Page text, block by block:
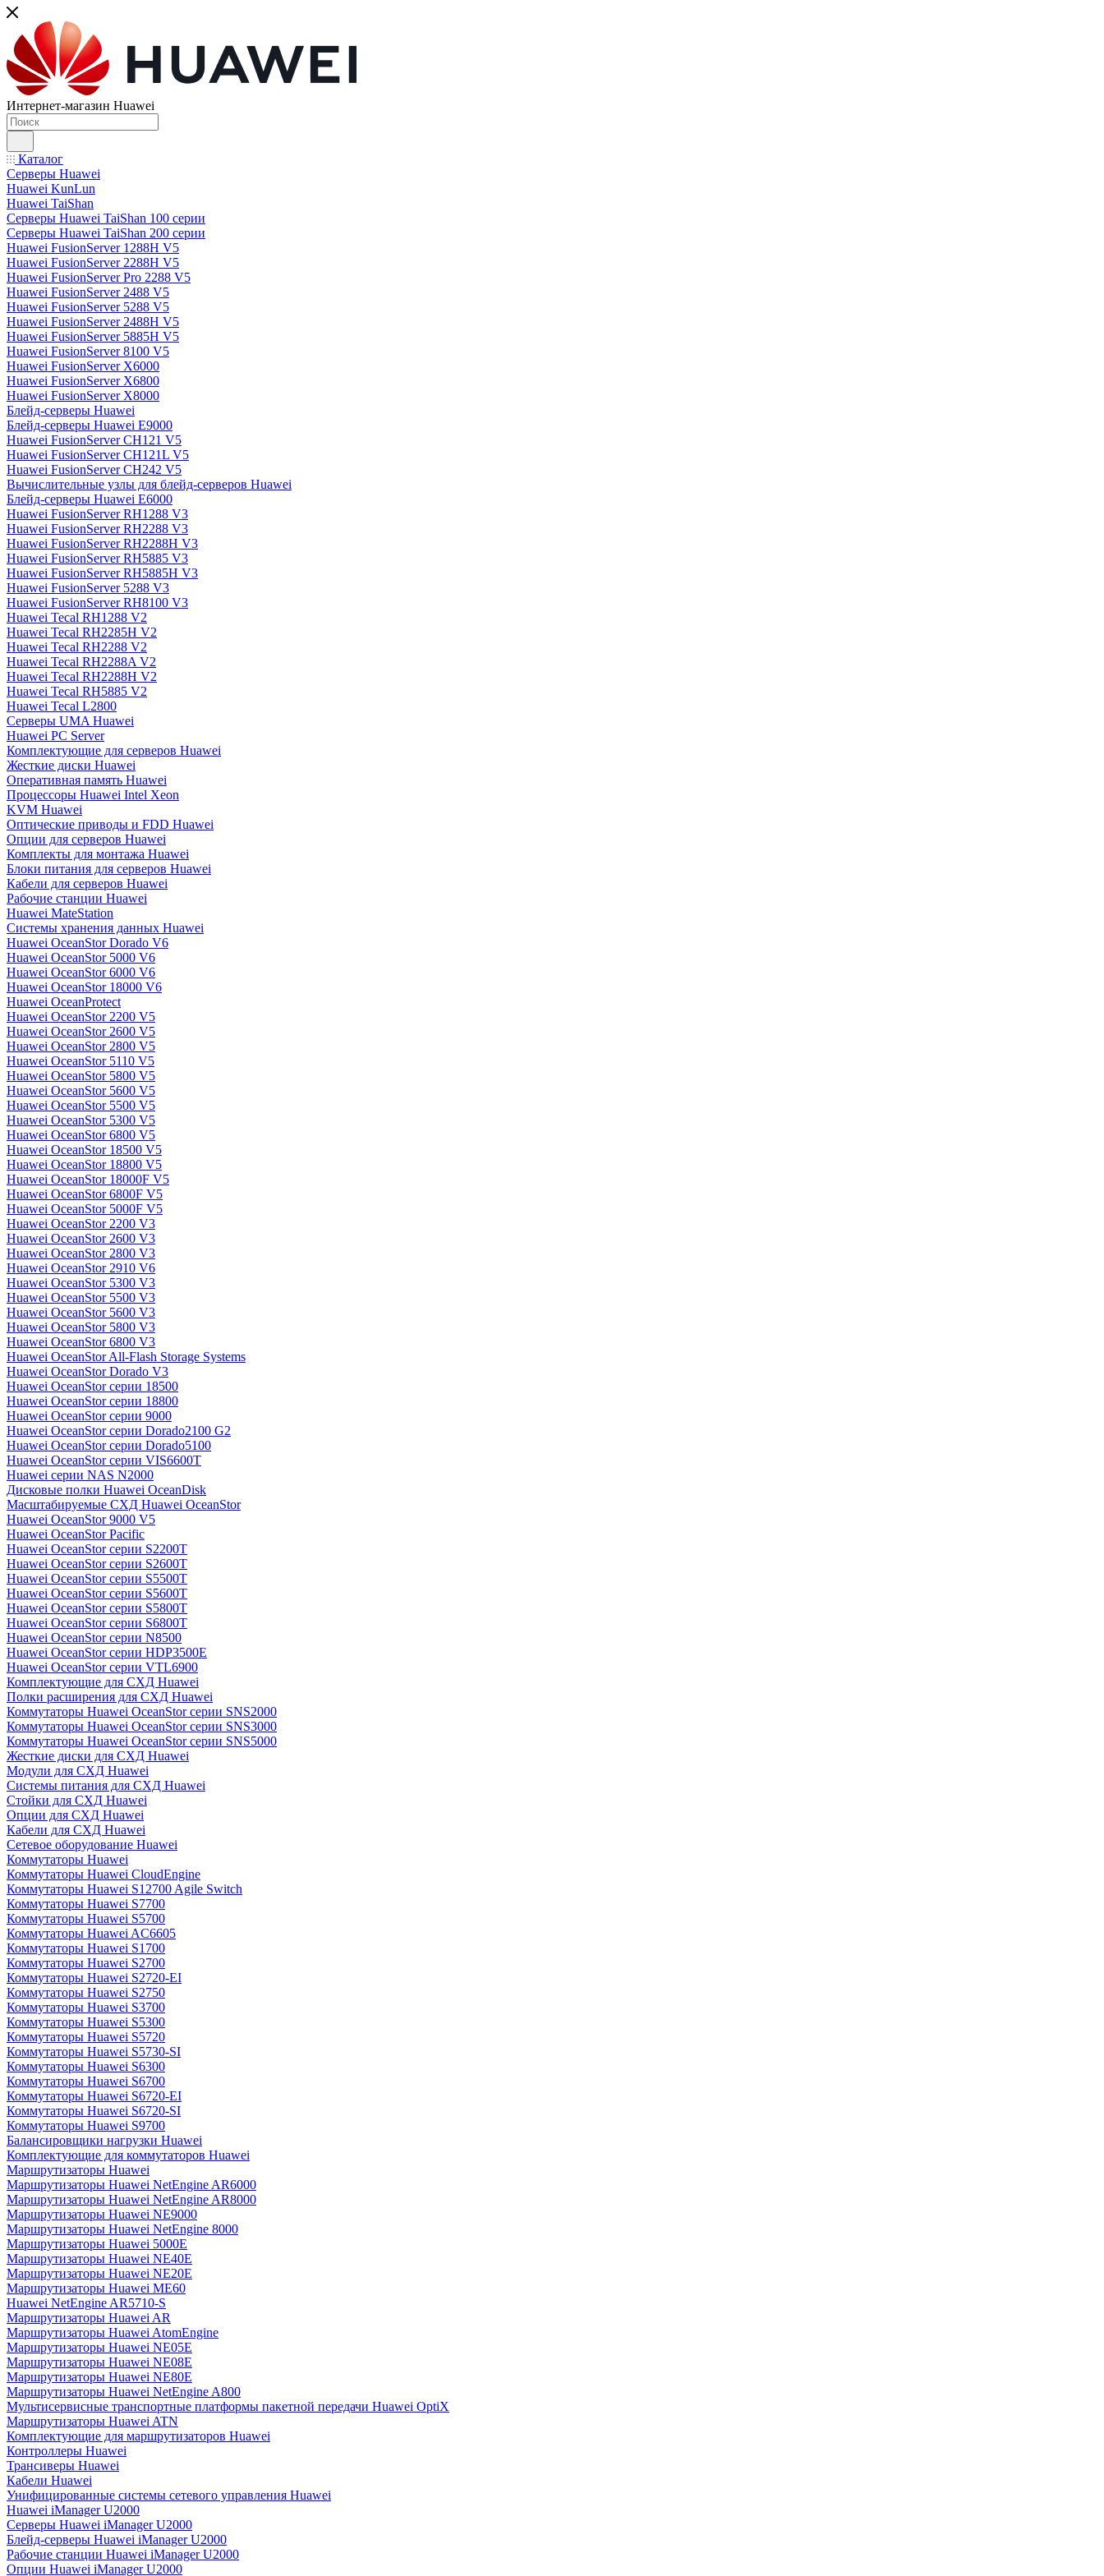
Интернет-магазин Huawei
Каталог
Серверы Huawei
Huawei KunLun
Huawei TaiShan
Серверы Huawei TaiShan 100 серии
Серверы Huawei TaiShan 200 серии
Huawei FusionServer 1288H V5
Huawei FusionServer 2288H V5
Huawei FusionServer Pro 2288 V5
Huawei FusionServer 2488 V5
Huawei FusionServer 5288 V5
Huawei FusionServer 2488H V5
Huawei FusionServer 5885H V5
Huawei FusionServer 8100 V5
Huawei FusionServer X6000
Huawei FusionServer X6800
Huawei FusionServer X8000
Блейд-серверы Huawei
Блейд-серверы Huawei E9000
Huawei FusionServer CH121 V5
Huawei FusionServer CH121L V5
Huawei FusionServer CH242 V5
Вычислительные узлы для блейд-серверов Huawei
Блейд-серверы Huawei E6000
Huawei FusionServer RH1288 V3
Huawei FusionServer RH2288 V3
Huawei FusionServer RH2288H V3
Huawei FusionServer RH5885 V3
Huawei FusionServer RH5885H V3
Huawei FusionServer 5288 V3
Huawei FusionServer RH8100 V3
Huawei Tecal RH1288 V2
Huawei Tecal RH2285H V2
Huawei Tecal RH2288 V2
Huawei Tecal RH2288A V2
Huawei Tecal RH2288H V2
Huawei Tecal RH5885 V2
Huawei Tecal L2800
Серверы UMA Huawei
Huawei PC Server
Комплектующие для серверов Huawei
Жесткие диски Huawei
Оперативная память Huawei
Процессоры Huawei Intel Xeon
KVM Huawei
Оптические приводы и FDD Huawei
Опции для серверов Huawei
Комплекты для монтажа Huawei
Блоки питания для серверов Huawei
Кабели для серверов Huawei
Рабочие станции Huawei
Huawei MateStation
Системы хранения данных Huawei
Huawei OceanStor Dorado V6
Huawei OceanStor 5000 V6
Huawei OceanStor 6000 V6
Huawei OceanStor 18000 V6
Huawei OceanProtect
Huawei OceanStor 2200 V5
Huawei OceanStor 2600 V5
Huawei OceanStor 2800 V5
Huawei OceanStor 5110 V5
Huawei OceanStor 5800 V5
Huawei OceanStor 5600 V5
Huawei OceanStor 5500 V5
Huawei OceanStor 5300 V5
Huawei OceanStor 6800 V5
Huawei OceanStor 18500 V5
Huawei OceanStor 18800 V5
Huawei OceanStor 18000F V5
Huawei OceanStor 6800F V5
Huawei OceanStor 5000F V5
Huawei OceanStor 2200 V3
Huawei OceanStor 2600 V3
Huawei OceanStor 2800 V3
Huawei OceanStor 2910 V6
Huawei OceanStor 5300 V3
Huawei OceanStor 5500 V3
Huawei OceanStor 5600 V3
Huawei OceanStor 5800 V3
Huawei OceanStor 6800 V3
Huawei OceanStor All-Flash Storage Systems
Huawei OceanStor Dorado V3
Huawei OceanStor серии 18500
Huawei OceanStor серии 18800
Huawei OceanStor серии 9000
Huawei OceanStor серии Dorado2100 G2
Huawei OceanStor серии Dorado5100
Huawei OceanStor серии VIS6600T
Huawei серии NAS N2000
Дисковые полки Huawei OceanDisk
Масштабируемые СХД Huawei OceanStor
Huawei OceanStor 9000 V5
Huawei OceanStor Pacific
Huawei OceanStor серии S2200T
Huawei OceanStor серии S2600T
Huawei OceanStor серии S5500T
Huawei OceanStor серии S5600T
Huawei OceanStor серии S5800T
Huawei OceanStor серии S6800T
Huawei OceanStor серии N8500
Huawei OceanStor серии HDP3500E
Huawei OceanStor серии VTL6900
Комплектующие для СХД Huawei
Полки расширения для СХД Huawei
Коммутаторы Huawei OceanStor серии SNS2000
Коммутаторы Huawei OceanStor серии SNS3000
Коммутаторы Huawei OceanStor серии SNS5000
Жесткие диски для СХД Huawei
Модули для СХД Huawei
Системы питания для СХД Huawei
Стойки для СХД Huawei
Опции для СХД Huawei
Кабели для СХД Huawei
Сетевое оборудование Huawei
Коммутаторы Huawei
Коммутаторы Huawei CloudEngine
Коммутаторы Huawei S12700 Agile Switch
Коммутаторы Huawei S7700
Коммутаторы Huawei S5700
Коммутаторы Huawei AC6605
Коммутаторы Huawei S1700
Коммутаторы Huawei S2700
Коммутаторы Huawei S2720-EI
Коммутаторы Huawei S2750
Коммутаторы Huawei S3700
Коммутаторы Huawei S5300
Коммутаторы Huawei S5720
Коммутаторы Huawei S5730-SI
Коммутаторы Huawei S6300
Коммутаторы Huawei S6700
Коммутаторы Huawei S6720-EI
Коммутаторы Huawei S6720-SI
Коммутаторы Huawei S9700
Балансировщики нагрузки Huawei
Комплектующие для коммутаторов Huawei
Маршрутизаторы Huawei
Маршрутизаторы Huawei NetEngine AR6000
Маршрутизаторы Huawei NetEngine AR8000
Маршрутизаторы Huawei NE9000
Маршрутизаторы Huawei NetEngine 8000
Маршрутизаторы Huawei 5000E
Маршрутизаторы Huawei NE40E
Маршрутизаторы Huawei NE20E
Маршрутизаторы Huawei ME60
Huawei NetEngine AR5710-S
Маршрутизаторы Huawei AR
Маршрутизаторы Huawei AtomEngine
Маршрутизаторы Huawei NE05E
Маршрутизаторы Huawei NE08E
Маршрутизаторы Huawei NE80E
Маршрутизаторы Huawei NetEngine A800
Мультисервисные транспортные платформы пакетной передачи Huawei OptiX
Маршрутизаторы Huawei ATN
Комплектующие для маршрутизаторов Huawei
Контроллеры Huawei
Трансиверы Huawei
Кабели Huawei
Унифицированные системы сетевого управления Huawei
Huawei iManager U2000
Серверы Huawei iManager U2000
Блейд-серверы Huawei iManager U2000
Рабочие станции Huawei iManager U2000
Опции Huawei iManager U2000